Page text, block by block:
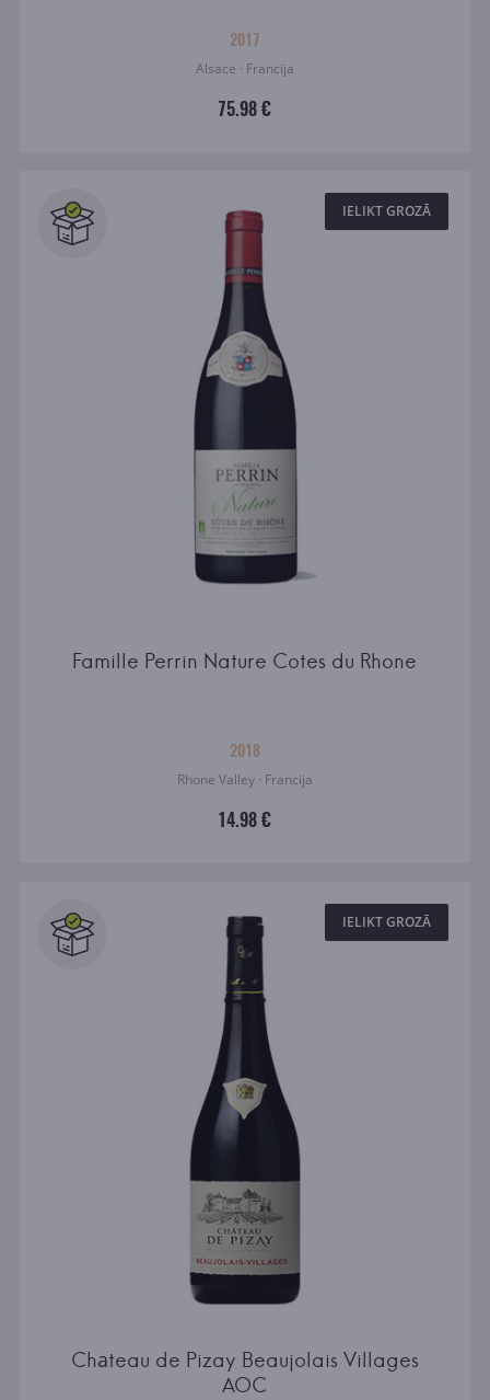
2017
Alsace · Francija
75.98 €
IELIKT GROZĀ
Famille Perrin Nature Cotes du Rhone
2018
Rhone Valley · Francija
14.98 €
IELIKT GROZĀ
Chаteau de Pizay Beaujolais Villages
AOC